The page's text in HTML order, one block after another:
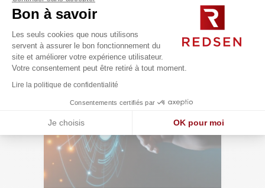
Lire l'article
Bon à savoir
Les seuls cookies que nous utilisons
servent à assurer le bon fonctionnement du
site et améliorer votre expérience utilisateur.
Votre consentement peut être retiré à tout moment.
Lire la politique de confidentialité
Consentements certifiés par
Je choisis OK pour moi
Axeptio consent
Plateforme de Gestion du Consentement : Personnalisez vos
Notre plateforme vous permet d'adapter et de gérer vos